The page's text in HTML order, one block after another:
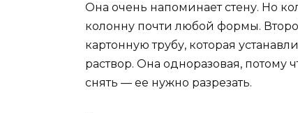
Она очень напоминает стену. Но
колонну почти любой формы.
картонную трубу, которая
раствор. Она одноразовая, потому
снять — ее нужно разрезать.